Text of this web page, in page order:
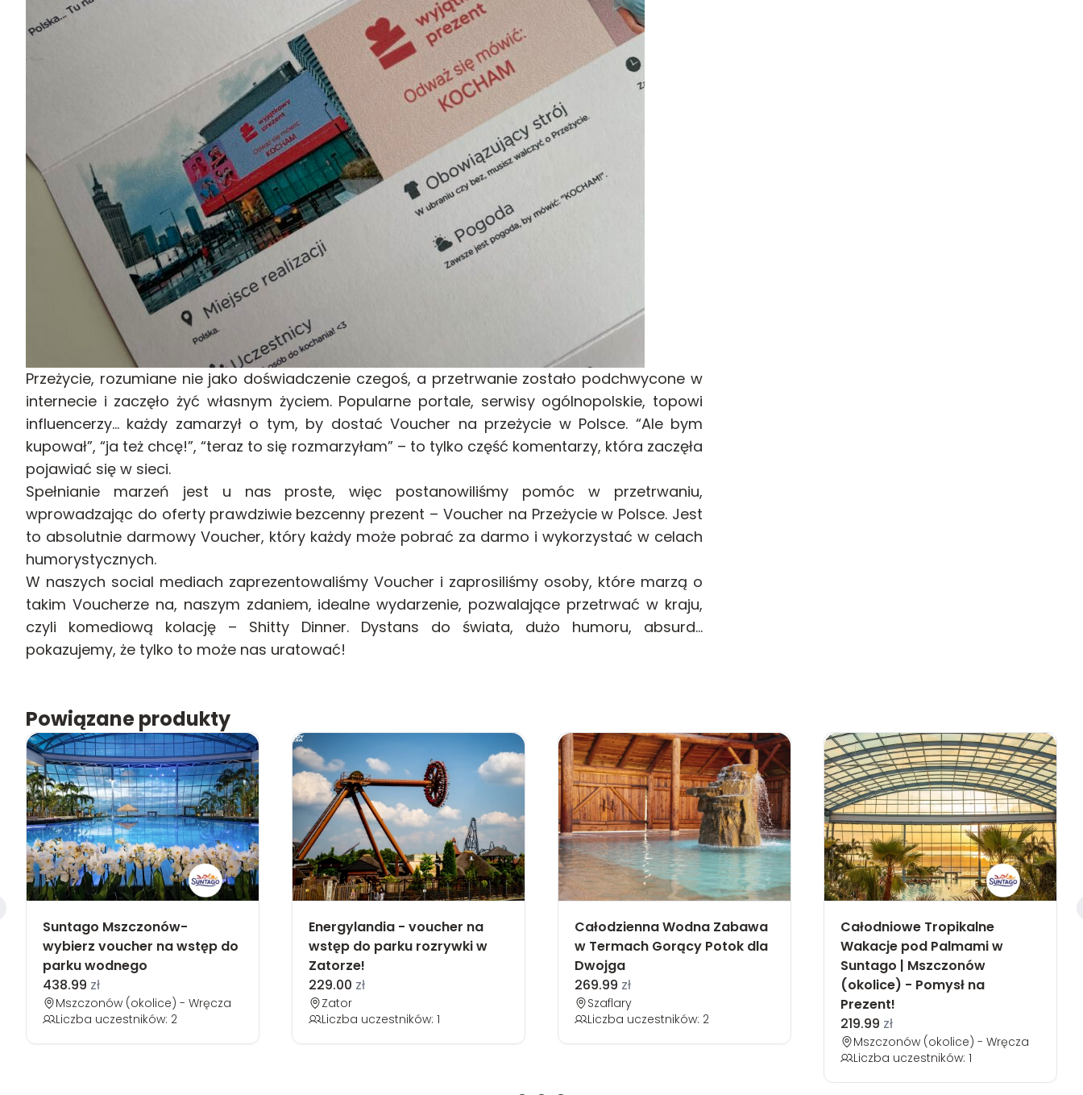
Przeżycie, rozumiane nie jako doświadczenie czegoś, a przetrwanie zostało podchwycone w
internecie i zaczęło żyć własnym życiem. Popularne portale, serwisy ogólnopolskie, topowi
influencerzy… każdy zamarzył o tym, by dostać Voucher na przeżycie w Polsce. “Ale bym
kupował”, “ja też chcę!”, “teraz to się rozmarzyłam” – to tylko część komentarzy, która zaczęła
pojawiać się w sieci.
Spełnianie marzeń jest u nas proste, więc postanowiliśmy pomóc w przetrwaniu,
wprowadzając do oferty prawdziwie bezcenny prezent – Voucher na Przeżycie w Polsce. Jest
to absolutnie darmowy Voucher, który każdy może pobrać za darmo i wykorzystać w celach
humorystycznych.
W naszych social mediach zaprezentowaliśmy Voucher i zaprosiliśmy osoby, które marzą o
takim Voucherze na, naszym zdaniem, idealne wydarzenie, pozwalające przetrwać w kraju,
czyli komediową kolację – Shitty Dinner. Dystans do świata, dużo humoru, absurd…
pokazujemy, że tylko to może nas uratować!
Powiązane produkty
Suntago Mszczonów-
wybierz voucher na wstęp do
parku wodnego
438.99 zł
Mszczonów (okolice) - Wręcza
Liczba uczestników: 2
Energylandia - voucher na
wstęp do parku rozrywki w
Zatorze!
229.00 zł
Zator
Liczba uczestników: 1
Całodzienna Wodna Zabawa
w Termach Gorący Potok dla
Dwojga
269.99 zł
Szaflary
Liczba uczestników: 2
Całodniowe Tropikalne
Wakacje pod Palmami w
Suntago | Mszczonów
(okolice) - Pomysł na
Prezent!
219.99 zł
Mszczonów (okolice) - Wręcza
Liczba uczestników: 1